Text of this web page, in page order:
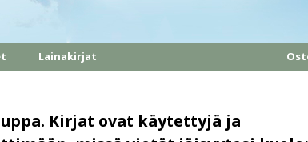
Lainakirjat
Kirjat ovat käytettyjä ja